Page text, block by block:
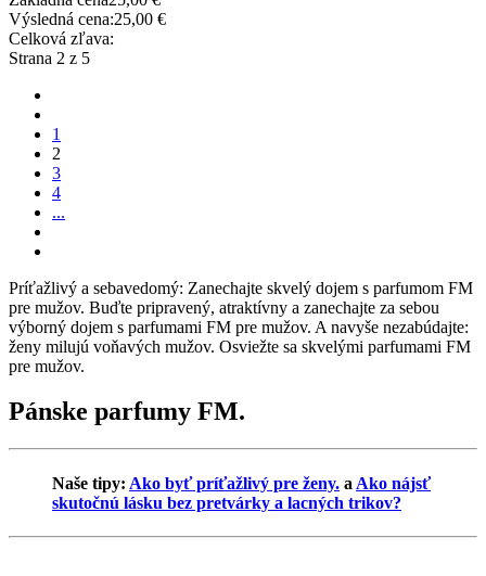
Výsledná cena:25,00 €
Celková zľava:
Strana 2 z 5
1
2
3
4
...
Príťažlivý a sebavedomý: Zanechajte skvelý dojem s parfumom FM
pre mužov. Buďte pripravený, atraktívny a zanechajte za sebou
výborný dojem s parfumami FM pre mužov. A navyše nezabúdajte:
ženy milujú voňavých mužov. Osviežte sa skvelými parfumami FM
pre mužov.
Pánske parfumy FM.
Naše tipy: Ako byť príťažlivý pre ženy. a Ako nájsť
skutočnú lásku bez pretvárky a lacných trikov?